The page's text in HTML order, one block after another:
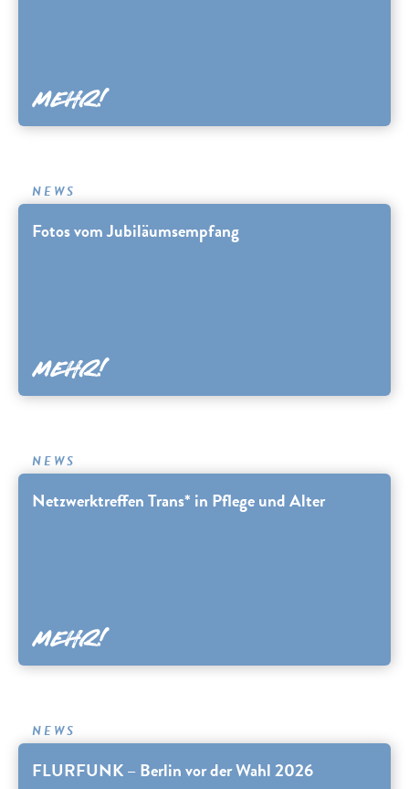
NEWS
Fotos vom Jubiläumsempfang
NEWS
Netzwerktreffen Trans* in Pflege und Alter
NEWS
FLURFUNK – Berlin vor der Wahl 2026